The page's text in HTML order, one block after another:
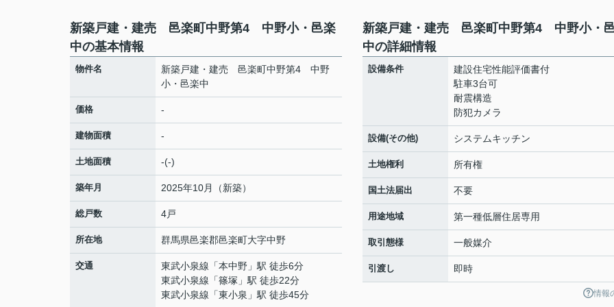
新築戸建・建売 邑楽町中野第4 中野小・邑楽
中の基本情報
物件名
新築戸建・建売 邑楽町中野第4 中野
小・邑楽中
価格 -
建物面積 -
土地面積 -(-)
築年月 2025年10月（新築）
総戸数 4戸
所在地 群馬県邑楽郡邑楽町大字中野
交通 東武小泉線 「本中野 」駅 徒歩6分
東武小泉線 「篠塚 」駅 徒歩22分
東武小泉線 「東小泉 」駅 徒歩45分
新築戸建・建売 邑楽町中野第4 中野小・
中の詳細情報
設備条件
建設住宅性能評価書付
駐車3台可
耐震構造
防犯カメラ
設備(その他) システムキッチン
土地権利 所有権
国土法届出 不要
用途地域 第一種低層住居専用
取引態様 一般媒介
引渡し 即時
情報